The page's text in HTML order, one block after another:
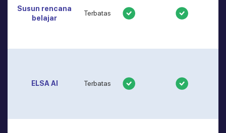
Susun rencana
belajar
Terbatas
ELSA AI Terbatas